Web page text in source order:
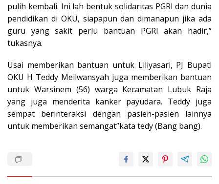
pulih kembali. Ini lah bentuk solidaritas PGRI dan dunia
pendidikan di OKU, siapapun dan dimanapun jika ada
guru yang sakit perlu bantuan PGRI akan hadir,”
tukasnya.
Usai memberikan bantuan untuk Liliyasari, PJ Bupati
OKU H Teddy Meilwansyah juga memberikan bantuan
untuk Warsinem (56) warga Kecamatan Lubuk Raja
yang juga menderita kanker payudara. Teddy juga
sempat berinteraksi dengan pasien-pasien lainnya
untuk memberikan semangat”kata tedy (Bang bang).